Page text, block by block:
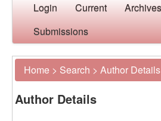
Login Current Archives
Submissions
Home > Search > Author Details
Author Details